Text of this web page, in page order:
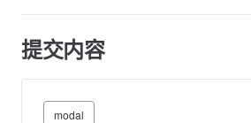
提交内容
modal